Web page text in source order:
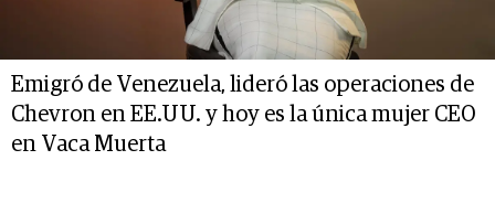
Emigró de Venezuela, lideró las operaciones de
Chevron en EE.UU. y hoy es la única mujer CEO
en Vaca Muerta